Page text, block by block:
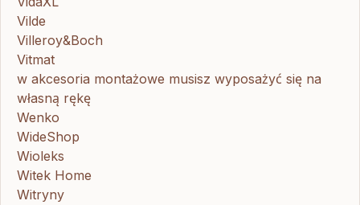
Vilde
Villeroy&Boch
Vitmat
w akcesoria montażowe musisz wyposażyć się na
własną rękę
Wenko
WideShop
Wioleks
Witek Home
Witryny